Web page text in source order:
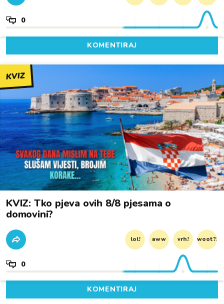
0
KOMENTIRAJ
KVIZ
KVIZ: Tko pjeva ovih 8/8 pjesama o
domovini?
lol! aww vrh! woot?!
0
KOMENTIRAJ